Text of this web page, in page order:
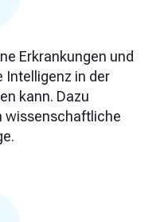
Erkrankungen und
Intelligenz in der
kann. Dazu
wissenschaftliche